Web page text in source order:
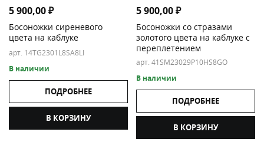
5 900,00₽
Босоножки сиреневого
цвета на каблуке
арт. 14TG2301L8SA8LI
В наличии
ПОДРОБНЕЕ
В КОРЗИНУ
5 900,00₽
Босоножки со стразами
золотого цвета на каблуке с
переплетением
арт. 41SM23029P10HS8GO
В наличии
ПОДРОБНЕЕ
В КОРЗИНУ